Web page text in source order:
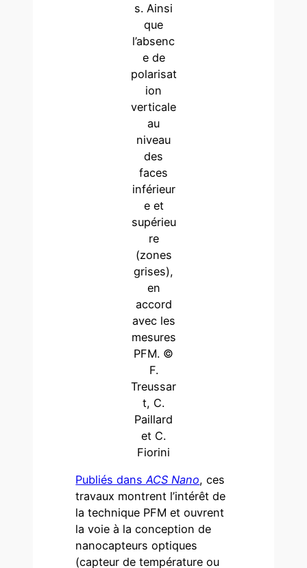
s. Ainsi
que
l’absenc
e de
polarisat
ion
verticale
au
niveau
des
faces
inférieur
e et
supérieu
re
(zones
grises),
en
accord
avec les
mesures
PFM. ©
F.
Treussar
t, C.
Paillard
et C.
Fiorini
Publiés dansACS Nano, ces
travaux montrent l’intérêt de
la technique PFM et ouvrent
la voie à la conception de
nanocapteurs optiques
(capteur de température ou